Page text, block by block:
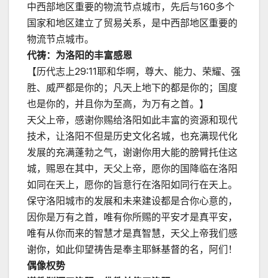
中西部地区重要的物流节点城市，先后与160多个
国家和地区建立了贸易关系，是中西部地区重要的
物流节点城市。
代祷：为洛阳的丰富感恩
【历代志上29:11耶和华啊，尊大、能力、荣耀、强
胜、威严都是你的；凡天上地下的都是你的；国度
也是你的，并且你为至高，为万有之首。】
天父上帝，感谢你赐给洛阳如此丰富的资源和现代
技术，让洛阳不但是历史文化名城，也充满现代化
发展的充满蓬勃之气，谢谢你用大能的膀臂托住这
城，赐恩在其中，天父上帝，愿你的国降临在洛阳
如同在天上，愿你的旨意行在洛阳如同行在天上。
保守洛阳城市的发展和未来建设都是合你心意的，
因你是万有之首，唯有你所赐的平安才是真平安，
唯有从你而来的智慧才是真智慧，天父上帝我们感
谢你，如此仰望祷告是奉主耶稣基督的名，阿们！
偶像权势